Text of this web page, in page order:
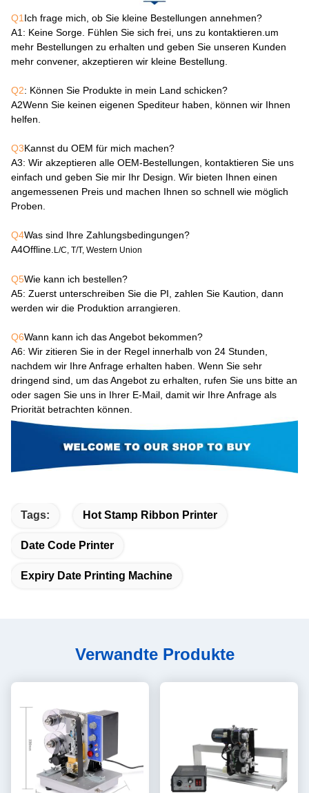
Q1 Ich frage mich, ob Sie kleine Bestellungen annehmen?
A1 : Keine Sorge. Fühlen Sie sich frei, uns zu kontaktieren.um
mehr Bestellungen zu erhalten und geben Sie unseren Kunden
mehr convener, akzeptieren wir kleine Bestellung.
Q2: Können Sie Produkte in mein Land schicken?
A2Wenn Sie keinen eigenen Spediteur haben, können wir Ihnen
helfen.
Q3Kannst du OEM für mich machen?
A3: Wir akzeptieren alle OEM-Bestellungen, kontaktieren Sie uns
einfach und geben Sie mir Ihr Design. Wir bieten Ihnen einen
angemessenen Preis und machen Ihnen so schnell wie möglich
Proben.
Q4Was sind Ihre Zahlungsbedingungen?
A4Offline. L/C, T/T, Western Union
Q5Wie kann ich bestellen?
A5: Zuerst unterschreiben Sie die PI, zahlen Sie Kaution, dann
werden wir die Produktion arrangieren.
Q6Wann kann ich das Angebot bekommen?
A6: Wir zitieren Sie in der Regel innerhalb von 24 Stunden,
nachdem wir Ihre Anfrage erhalten haben. Wenn Sie sehr
dringend sind, um das Angebot zu erhalten, rufen Sie uns bitte an
oder sagen Sie uns in Ihrer E-Mail, damit wir Ihre Anfrage als
Priorität betrachten können.
Tags: Hot Stamp Ribbon Printer
Date Code Printer
Expiry Date Printing Machine
Verwandte Produkte